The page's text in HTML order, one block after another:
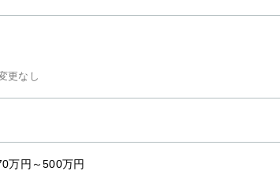
更なし
万円～500万円